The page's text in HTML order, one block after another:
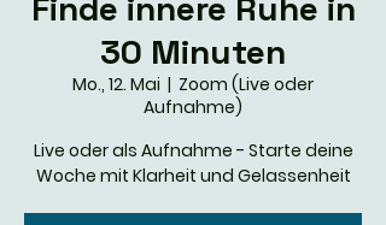
30 Minuten
Mo., 12. Mai
  |
Zoom (Live oder
Aufnahme)
Live oder als Aufnahme - Starte deine
Woche mit Klarheit und Gelassenheit